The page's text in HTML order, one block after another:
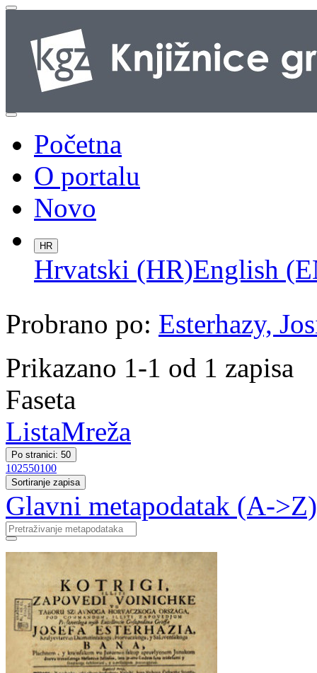
Početna
O portalu
Novo
HR
Hrvatski (HR)English
Probrano po: Esterhazy,
Prikazano 1-1 od 1 zapisa
Faseta
ListaMreža
Po stranici: 50
102550100
Sortiranje zapisa
Glavni metapodatak (A->Z)